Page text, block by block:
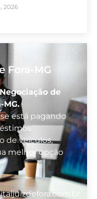
2026
Fora-MG
de
MG.
está pagando
de veículos,
melhor opção